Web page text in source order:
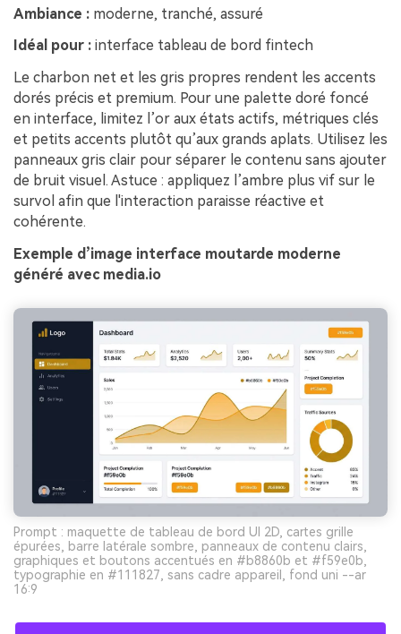
Ambiance : moderne, tranché, assuré
Idéal pour : interface tableau de bord fintech
Le charbon net et les gris propres rendent les accents
dorés précis et premium. Pour une palette doré foncé
en interface, limitez l’or aux états actifs, métriques clés
et petits accents plutôt qu’aux grands aplats. Utilisez les
panneaux gris clair pour séparer le contenu sans ajouter
de bruit visuel. Astuce : appliquez l’ambre plus vif sur le
survol afin que l'interaction paraisse réactive et
cohérente.
Exemple d’image interface moutarde moderne
généré avec media.io
Prompt : maquette de tableau de bord UI 2D, cartes grille
épurées, barre latérale sombre, panneaux de contenu clairs,
graphiques et boutons accentués en #b8860b et #f59e0b,
typographie en #111827, sans cadre appareil, fond uni --ar
16:9